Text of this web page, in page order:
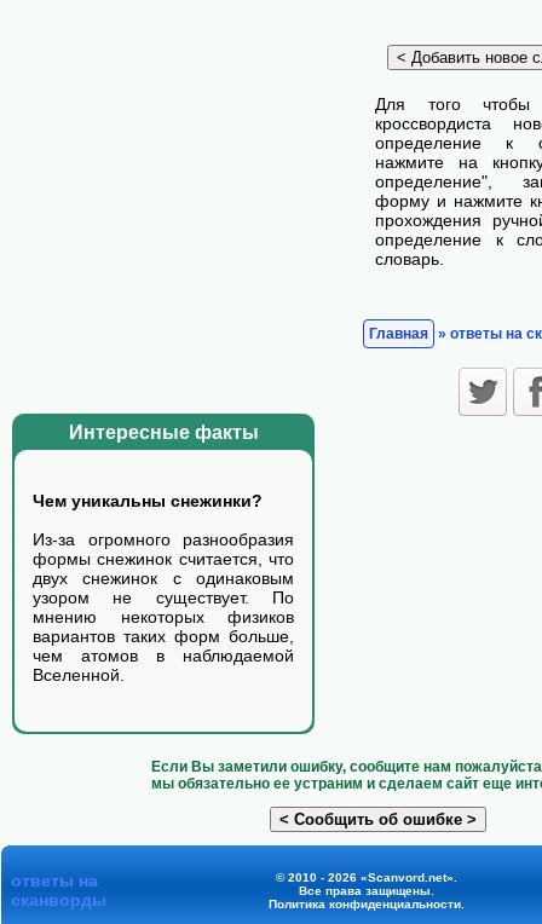
Интересные факты
Чем уникальны снежинки?
Из-за огромного разнообразия
формы снежинок считается, что
двух снежинок с одинаковым
узором не существует. По
мнению некоторых физиков
вариантов таких форм больше,
чем атомов в наблюдаемой
Вселенной.
Для того чтобы
кроссвордиста
определение к
нажмите на
определение",
форму и нажмите
прохождения
определение к
словарь.
Главная » ответы на
Если Вы заметили ошибку, сообщите нам
мы обязательно ее устраним и сделаем сайт еще
ответы на
сканворды
© 2010 - 2026 «Scanvord.net».
Все права защищены.
Политика конфиденциальности.